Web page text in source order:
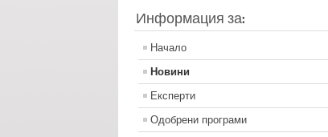
Информация за:
Начало
Новини
Експерти
Одобрени програми